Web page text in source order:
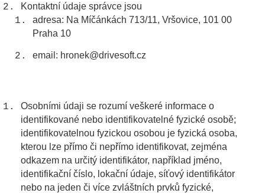
Kontaktní údaje správce jsou
adresa: Na Míčánkách 713/11, Vršovice, 101 00
Praha 10
email: hronek@drivesoft.cz
Osobními údaji se rozumí veškeré informace o
identifikované nebo identifikovatelné fyzické osobě;
identifikovatelnou fyzickou osobou je fyzická osoba,
kterou lze přímo či nepřímo identifikovat, zejména
odkazem na určitý identifikátor, například jméno,
identifikační číslo, lokační údaje, síťový identifikátor
nebo na jeden či více zvláštních prvků fyzické,